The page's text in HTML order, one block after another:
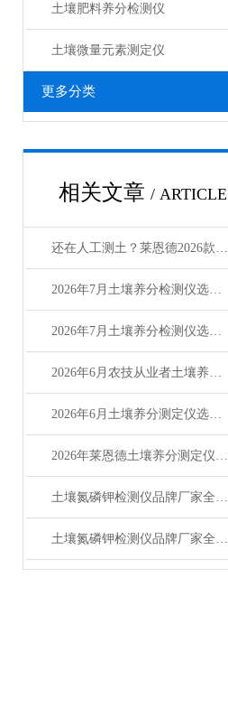
土壤肥料养分检测仪​
土壤微量元素测定仪
更多分类
相关文章 / ARTICLE
还在人工测土？莱恩德2026款土壤养分检测仪提效3倍
2026年7月土壤养分检测仪选型：农环领域选购指南
2026年7月土壤养分检测仪选购指南：品牌对比测评
2026年6月农技从业者土壤养分测定仪选购测评
2026年6月土壤养分测定仪选购攻略（适配农测场景）
2026年莱恩德土壤养分测定仪技术实用问答指南
土壤氮磷钾检测仪品牌厂家全解析：主流品牌排名与选型指南
土壤氮磷钾检测仪品牌厂家全解析 主流品牌选购参考指南